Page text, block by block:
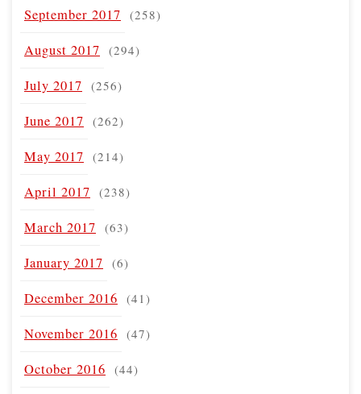
September 2017 (258)
August 2017 (294)
July 2017 (256)
June 2017 (262)
May 2017 (214)
April 2017 (238)
March 2017 (63)
January 2017 (6)
December 2016 (41)
November 2016 (47)
October 2016 (44)